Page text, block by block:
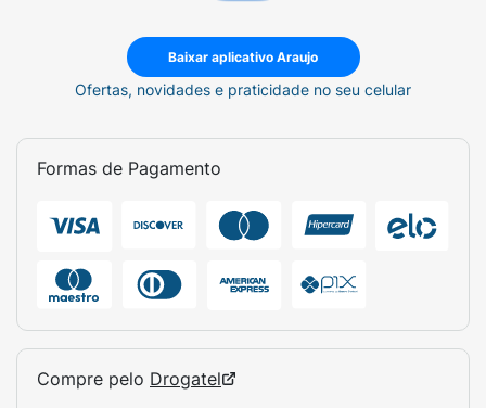
Baixar aplicativo Araujo
Ofertas, novidades e praticidade no seu celular
Formas de Pagamento
Compre pelo Drogatel